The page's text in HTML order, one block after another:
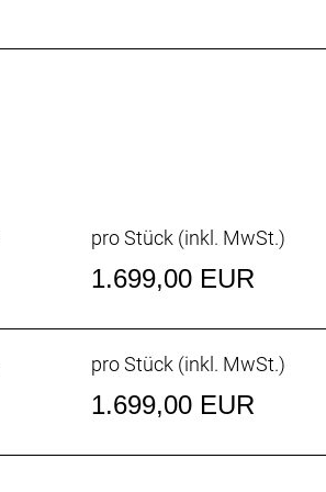
mit Centerlock-
MT200 // Hydraulische
pro Stück (inkl. MwSt.)
1.699,00 EUR
pro Stück (inkl. MwSt.)
1.699,00 EUR